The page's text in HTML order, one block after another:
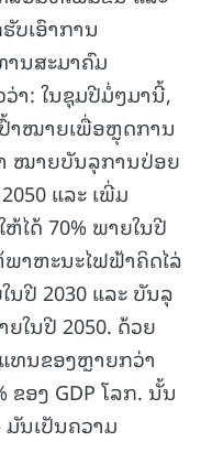
ເອົາການ
ານສະມາຄົມ
າ: ໃນຊຸມປີມໍ່ໆມານີ້,
ປົ້າໝາຍເພື່ອຫຼຸດການ
ໝາຍບັນລຸການປ່ອຍ
ແລະ ເພີ່ມ
ໄດ້ 70% ພາຍໃນປີ
າຫະນະໄຟຟ້າຄິດໄລ່
ນປີ 2030 ແລະ ບັນລຸ
ໃນປີ 2050. ດ້ວຍ
ທນຂອງຫຼາຍກວ່າ
ອງ GDP ໂລກ. ນັ້ນ
ນເປັນຄວາມ